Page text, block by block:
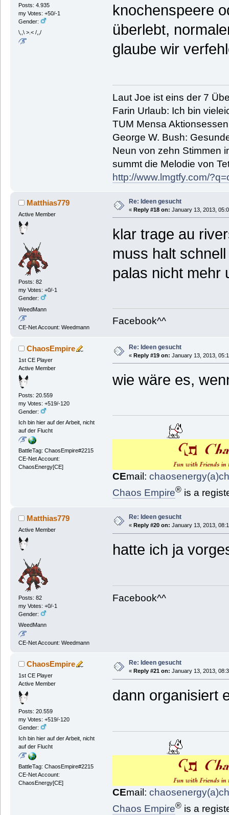
Posts: 4.935
my Votes: +50/-1
Gender:
\,,\ >.< /,,/
knochenspeere
überlebt,
glaube wir
Laut Joe ist eins der 7
Farin Urlaub: Ich bin
TUM Mensa
George W. Bush:
Neun von zehn Stimmen
summt die Melodie von
http://www.lmgtfy.com/
Matthias779
Active Member
Posts: 82
my Votes: +0/-1
Gender:
WeedMann
CE-Net Account: Weedmann
Re: Ideen gesucht
« Reply #18 on: January 13, 2013,
klar trage au
muss halt
palas nicht mehr
Facebook^^
ChaosEmpire
1st CE Player
Active Member
Posts: 20.559
my Votes: +519/-120
Gender:
Ich bin hier auf der Arbeit, nicht
auf der Flucht
BattleTag: ChaosEmpire#2215
CE-Net Account:
ChaosEnergy[CE]
Re: Ideen gesucht
« Reply #19 on: January 13, 2013,
wie wäre es,
CEmail:
Chaos Empire®is a
Matthias779
Active Member
Posts: 82
my Votes: +0/-1
Gender:
WeedMann
CE-Net Account: Weedmann
Re: Ideen gesucht
« Reply #20 on: January 13, 2013,
hatte ich ja
Facebook^^
ChaosEmpire
1st CE Player
Active Member
Posts: 20.559
my Votes: +519/-120
Gender:
Ich bin hier auf der Arbeit, nicht
auf der Flucht
BattleTag: ChaosEmpire#2215
CE-Net Account:
ChaosEnergy[CE]
Re: Ideen gesucht
« Reply #21 on: January 13, 2013,
dann organisiert
CEmail:
Chaos Empire®is a